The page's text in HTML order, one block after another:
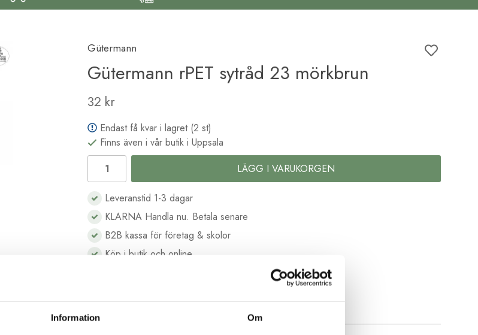
Information Om
Gütermann
Gütermann rPET sytråd 23 mörkbrun
32 kr
Endast få kvar i lagret (2 st)
Finns även i vår butik i Uppsala
LÄGG I VARUKORGEN
Leveranstid 1-3 dagar
KLARNA Handla nu. Betala senare
B2B kassa för företag & skolor
Köp i butik och online